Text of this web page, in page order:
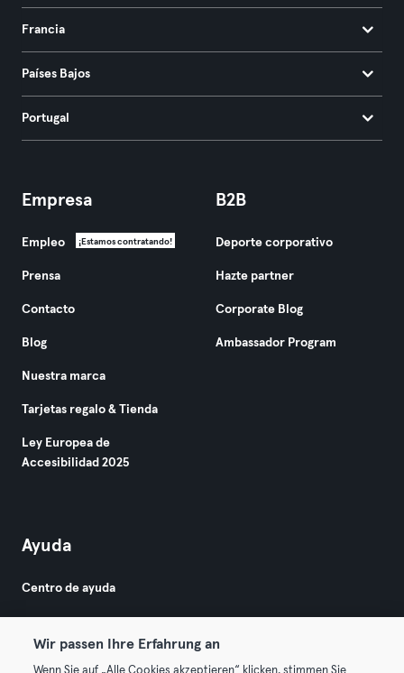
Francia
Países Bajos
Portugal
Empresa
Empleo ¡Estamos contratando!
Prensa
Contacto
Blog
Nuestra marca
Tarjetas regalo & Tienda
Ley Europea de
Accesibilidad 2025
B2B
Deporte corporativo
Hazte partner
Corporate Blog
Ambassador Program
Ayuda
Centro de ayuda
Wir passen Ihre Erfahrung an